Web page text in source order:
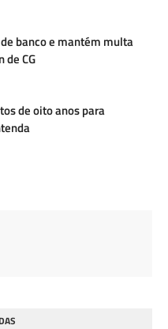
banco e mantém multa
de CG
de oito anos para